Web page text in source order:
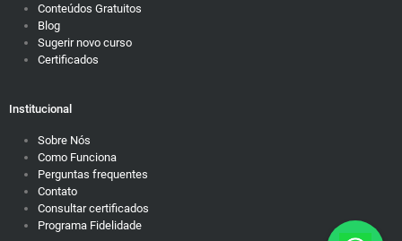
Conteúdos Gratuitos
Blog
Sugerir novo curso
Certificados
Institucional
Sobre Nós
Como Funciona
Perguntas frequentes
Contato
Consultar certificados
Programa Fidelidade